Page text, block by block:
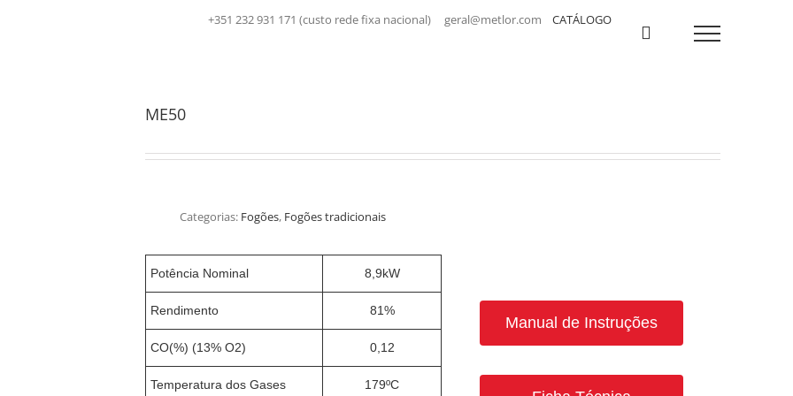
+351 232 931 171 (custo rede fixa nacional) geral@metlor.com CATÁLOGO
ME50
Potência Nominal 8,9kW
Rendimento 81%
CO(%) (13% O2) 0,12
Temperatura dos Gases 179ºC
Manual de Instruções
Categorias: Fogões, Fogões tradicionais